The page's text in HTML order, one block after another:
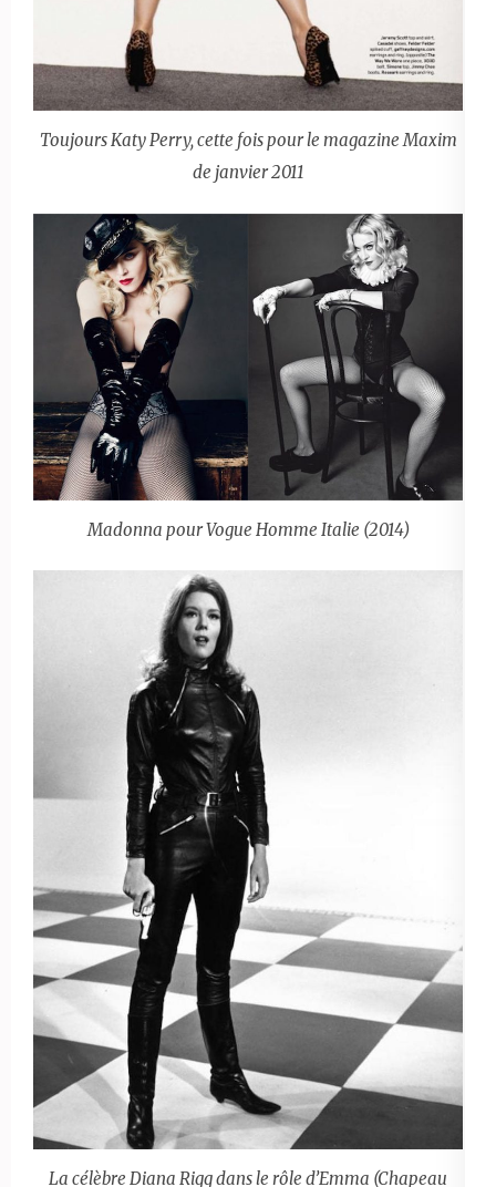
Toujours Katy Perry, cette fois pour le magazine Maxim
de janvier 2011
Madonna pour Vogue Homme Italie (2014)
La célèbre Diana Rigg dans le rôle d’Emma (Chapeau